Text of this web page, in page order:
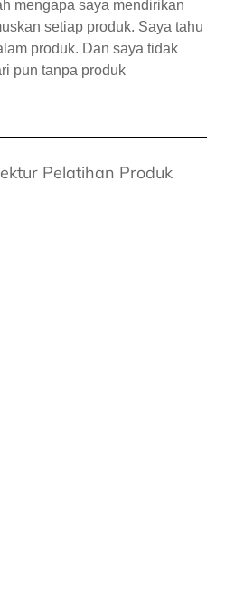
mengapa saya mendirikan
setiap produk. Saya tahu
produk. Dan saya tidak
pun tanpa produk
Pelatihan Produk